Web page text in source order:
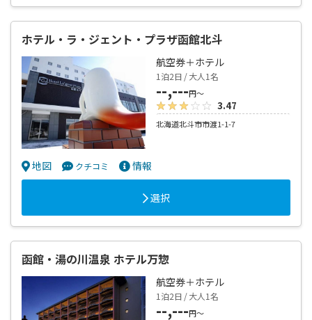
ホテル・ラ・ジェント・プラザ函館北斗
航空券＋ホテル
1泊2日 / 大人1名
--,---円～
3.47
北海道北斗市市渡1-1-7
地図 クチコミ 情報
選択
函館・湯の川温泉 ホテル万惣
航空券＋ホテル
1泊2日 / 大人1名
--,---円～